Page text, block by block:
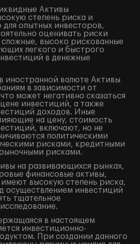
Активы
степень риска и
опытных инвесторов,
оценивать риски
сложные, высоко рискованные
легкого и быстрого
в денежные
иностранной валюте Активы
в зависимости от
может негативно сказаться
инвестиций, а также
доходов. Иные
на цену, стоимость
включают, но не
политическими
рисками, кредитными
рисками.
на развивающихся рынках,
финансовые активы,
высокую степень риска,
осуществлением инвестиций
тщательное
в настоящем
инвестиционно-
При создании данного